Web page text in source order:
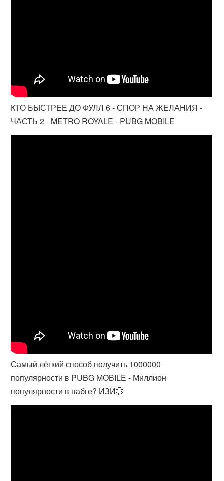
КТО БЫСТРЕЕ ДО ФУЛЛ 6 - СПОР НА ЖЕЛАНИЯ -
ЧАСТЬ 2 - METRO ROYALE - PUBG MOBILE
Самый лёгкий способ получить 1000000
популярности в PUBG MOBILE - Миллион
популярности в пабге? ИЗИ🤭